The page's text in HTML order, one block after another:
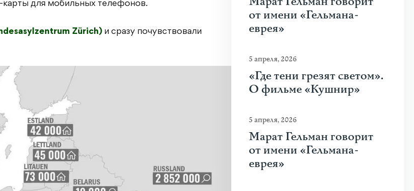
для мобильных телефонов.
Zürich) и сразу почувствовали
от имени «Гельмана-
еврея»
5 апреля, 2026
«Где тени грезят светом».
О фильме «Кушнир»
5 апреля, 2026
Марат Гельман говорит
от имени «Гельмана-
еврея»